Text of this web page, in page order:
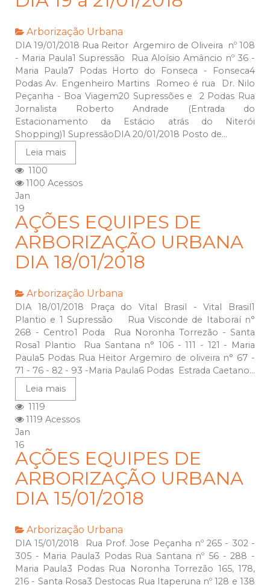
Arborização Urbana
DIA 19/01/2018 Rua Reitor Argemiro de Oliveira nº 108
- Maria Paula1 Supressão Rua Aloísio Amâncio nº 36 -
Maria Paula7 Podas Horto do Fonseca - Fonseca4
Podas Av. Engenheiro Martins Romeo é rua Dr. Nilo
Peçanha - Boa Viagem20 Supressões e 2 Podas Rua
Jornalista Roberto Andrade (Entrada do
Estacionamento da Estácio atrás do Niterói
Shopping)1 SupressãoDIA 20/01/2018 Posto de...
Leia mais
1100
1100 Acessos
Jan
19
AÇÕES EQUIPES DE
ARBORIZAÇÃO URBANA
DIA 18/01/2018
Arborização Urbana
DIA 18/01/2018 Praça do Vital Brasil - Vital Brasil1
Plantio e 1 Supressão Rua Visconde de Itaboraí n°
268 - Centro1 Poda Rua Noronha Torrezão - Santa
Rosa1 Plantio Rua Santana n° 106 - 111 - 121 - Maria
Paula5 Podas Rua Heitor Argemiro de oliveira n° 67 -
71 - 76 - 82 - 93 -Maria Paula6 Podas Estrada Caetano...
Leia mais
1119
1119 Acessos
Jan
16
AÇÕES EQUIPES DE
ARBORIZAÇÃO URBANA
DIA 15/01/2018
Arborização Urbana
DIA 15/01/2018 Rua Prof. Jose Peçanha nº 265 - 302 -
305 - Maria Paula3 Podas Rua Santana nº 56 - 288 -
Maria Paula3 Podas Rua Noronha Torrezão 165, 178,
216 - Santa Rosa3 Destocas Rua Itaperuna nº 128 e 138